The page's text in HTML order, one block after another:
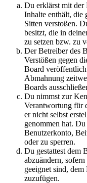
Du erklärst mit der
Inhalte enthält, die
Sitten verstoßen.
besitzt, die in
zu setzen bzw. zu
Der Betreiber des
Verstößen gegen
Board
Abmahnung
Boards
Du nimmst zur
Verantwortung für
er nicht selbst
genommen hat.
Benutzerkonto,
oder zu sperren.
Du gestattest dem
abzuändern,
geeignet sind,
zuzufügen.